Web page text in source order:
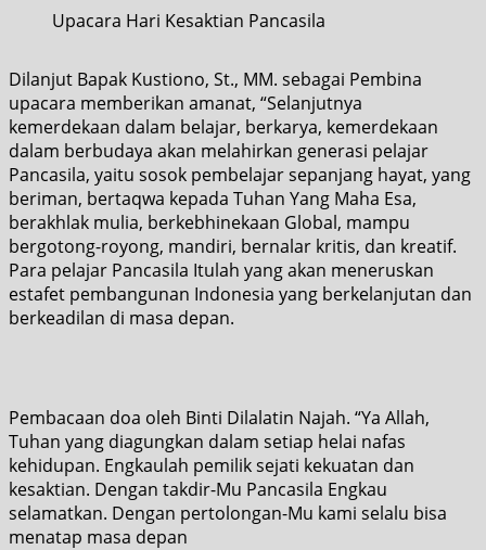
Upacara Hari Kesaktian Pancasila
Dilanjut Bapak Kustiono, St., MM. sebagai Pembina
upacara memberikan amanat, “Selanjutnya
kemerdekaan dalam belajar, berkarya, kemerdekaan
dalam berbudaya akan melahirkan generasi pelajar
Pancasila, yaitu sosok pembelajar sepanjang hayat, yang
beriman, bertaqwa kepada Tuhan Yang Maha Esa,
berakhlak mulia, berkebhinekaan Global, mampu
bergotong-royong, mandiri, bernalar kritis, dan kreatif.
Para pelajar Pancasila Itulah yang akan meneruskan
estafet pembangunan Indonesia yang berkelanjutan dan
berkeadilan di masa depan.
Pembacaan doa oleh Binti Dilalatin Najah. “Ya Allah,
Tuhan yang diagungkan dalam setiap helai nafas
kehidupan. Engkaulah pemilik sejati kekuatan dan
kesaktian. Dengan takdir-Mu Pancasila Engkau
selamatkan. Dengan pertolongan-Mu kami selalu bisa
menatap masa depan